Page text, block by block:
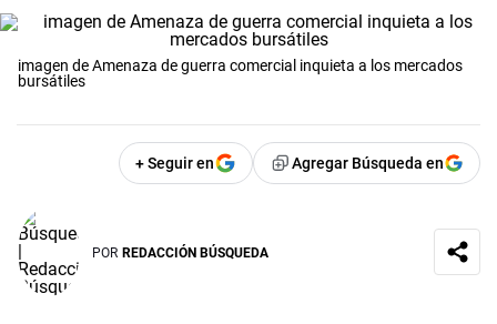
imagen de Amenaza de guerra comercial inquieta a los mercados
bursátiles
+ Seguir en Agregar Búsqueda en
POR REDACCIÓN BÚSQUEDA